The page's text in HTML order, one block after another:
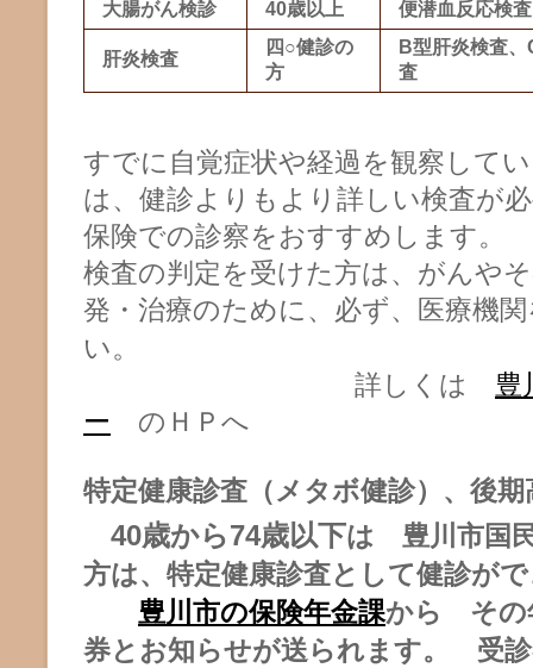
大腸がん検診 40歳以上 便潜血反応検査
肝炎検査
四○健診の
方
B型肝炎検査
査
すでに自覚症状や経過を観察して
は、健診よりもより詳しい検査が
保険での診察をおすすめします。
検査の判定を受けた方は、がんや
発・治療のために、必ず、医療機
い。
詳しくは 豊
ー のＨＰへ
特定健康診査（メタボ健診）、後
40歳から74歳以下は 豊川市国
方は、特定健康診査として健診が
豊川市の保険年金課から その
券とお知らせが送られます。 受